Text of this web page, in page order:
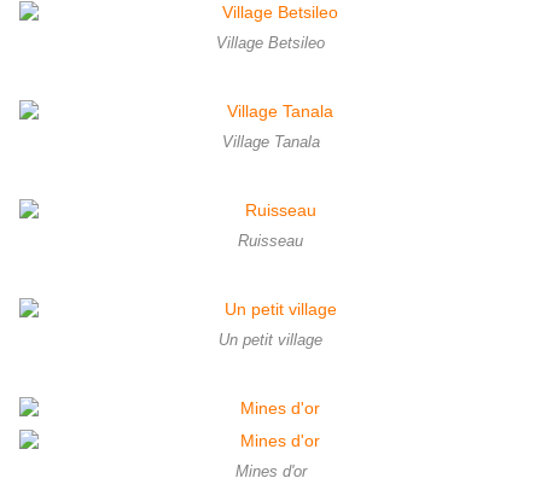
Village Betsileo
Village Tanala
Ruisseau
Un petit village
Mines d'or